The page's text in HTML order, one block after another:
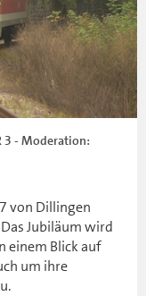
3 - Moderation:
von Dillingen
Jubiläum wird
einem Blick auf
um ihre